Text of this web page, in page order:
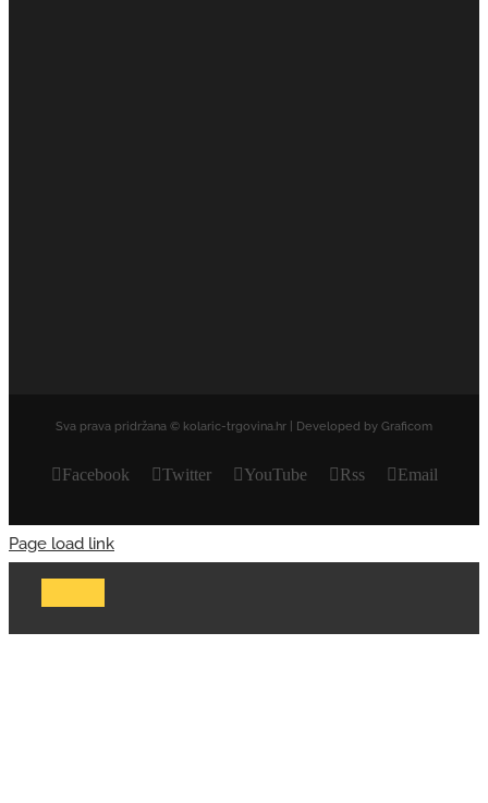
Sva prava pridržana © kolaric-trgovina.hr | Developed by Graficom
Facebook Twitter YouTube Rss Email
Page load link